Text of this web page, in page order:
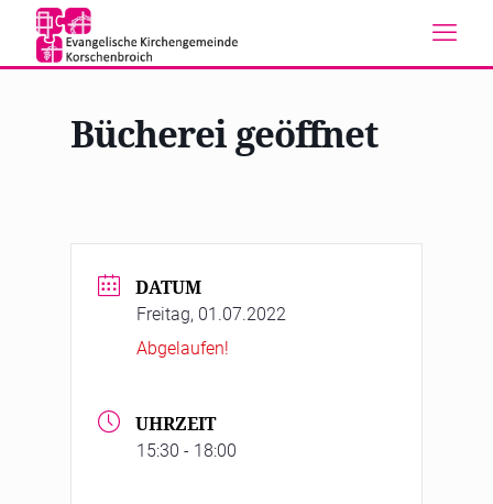
Bücherei geöffnet
DATUM
Freitag, 01.07.2022
Abgelaufen!
UHRZEIT
15:30 - 18:00